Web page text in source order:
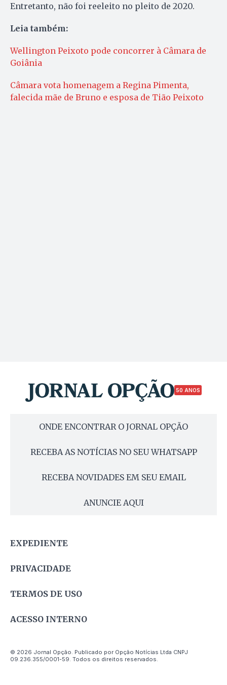
Entretanto, não foi reeleito no pleito de 2020.
Leia também:
Wellington Peixoto pode concorrer à Câmara de
Goiânia
Câmara vota homenagem a Regina Pimenta,
falecida mãe de Bruno e esposa de Tião Peixoto
50 ANOS
ONDE ENCONTRAR O JORNAL OPÇÃO
RECEBA AS NOTÍCIAS NO SEU WHATSAPP
RECEBA NOVIDADES EM SEU EMAIL
ANUNCIE AQUI
EXPEDIENTE
PRIVACIDADE
TERMOS DE USO
ACESSO INTERNO
© 2026 Jornal Opção. Publicado por Opção Notícias Ltda CNPJ
09.236.355/0001-59. Todos os direitos reservados.